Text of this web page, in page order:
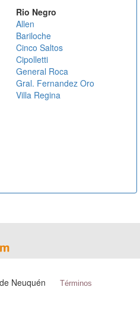
Rio Negro
Allen
Bariloche
Cinco Saltos
Cipolletti
General Roca
Gral. Fernandez Oro
Villa Regina
Neuquén
Términos